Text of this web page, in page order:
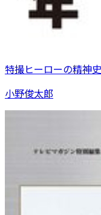
特撮ヒーローの精神
小野俊太郎